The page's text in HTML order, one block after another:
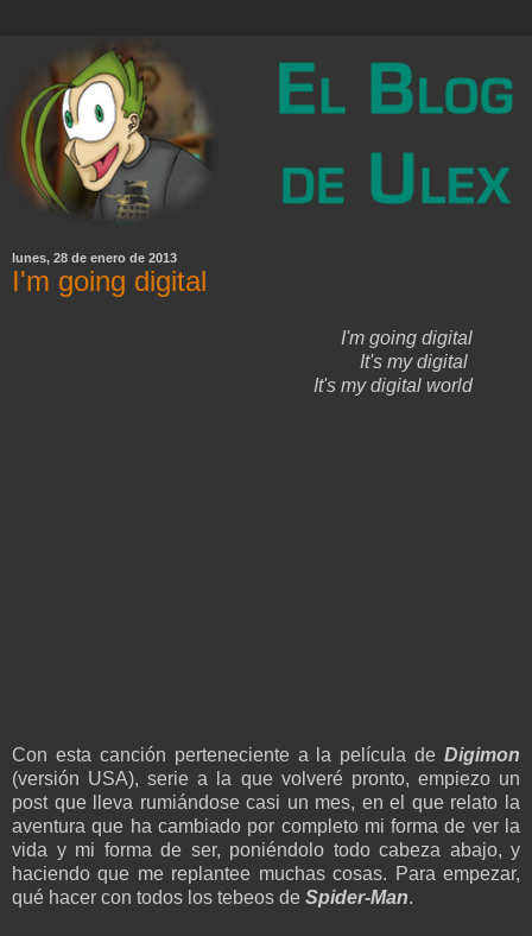
lunes, 28 de enero de 2013
I'm going digital
I'm going digital
It's my digital
It's my digital world
Con esta canción perteneciente a la película de Digimon
(versión USA), serie a la que volveré pronto, empiezo un
post que lleva rumiándose casi un mes, en el que relato la
aventura que ha cambiado por completo mi forma de ver la
vida y mi forma de ser, poniéndolo todo cabeza abajo, y
haciendo que me replantee muchas cosas. Para empezar,
qué hacer con todos los tebeos de Spider-Man.